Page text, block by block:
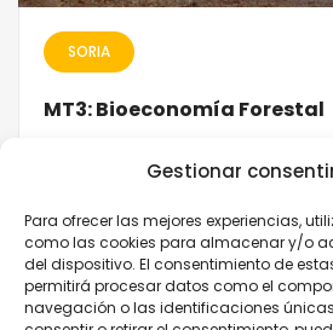
Gestionar
Para ofrecer las mejores experiencias,
como las cookies para almacenar y/o
del dispositivo. El consentimiento de
permitirá procesar datos como el
navegación o las identificaciones únicas
SORIA
MT3: Bioeconomía Forestal
generar bienes y servicios.